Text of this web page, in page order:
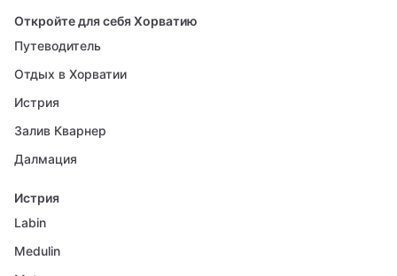
Откройте для себя Хорватию
Путеводитель
Отдых в Хорватии
Истрия
Залив Кварнер
Далмация
Истрия
Labin
Medulin